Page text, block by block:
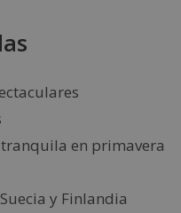
en primavera
y Finlandia